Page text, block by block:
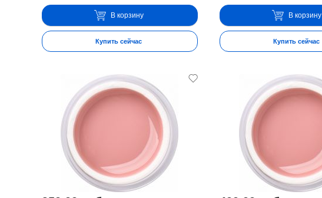
В корзину
Купить сейчас
В корзину
Купить сейчас